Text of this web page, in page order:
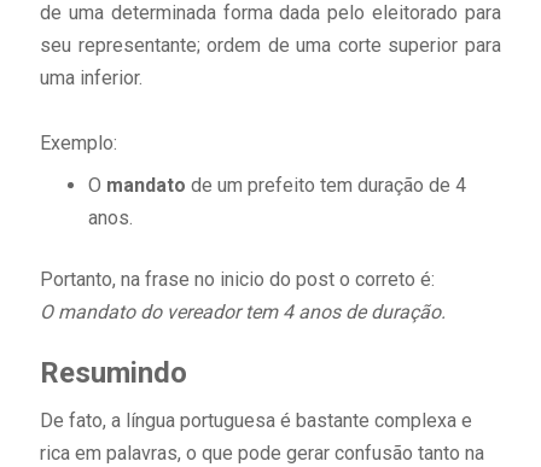
de uma determinada forma dada pelo eleitorado para
seu representante; ordem de uma corte superior para
uma inferior.
Exemplo:
O mandatode um prefeito tem duração de 4
anos.
Portanto, na frase no inicio do post o correto é:
O mandato do vereador tem 4 anos de duração.
Resumindo
De fato, a língua portuguesa é bastante complexa e
rica em palavras, o que pode gerar confusão tanto na